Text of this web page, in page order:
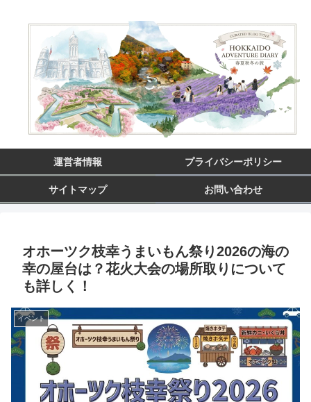
運営者情報 プライバシーポリシー
サイトマップ お問い合わせ
オホーツク枝幸うまいもん祭り2026の海の
幸の屋台は？花火大会の場所取りについて
も詳しく！
イベント